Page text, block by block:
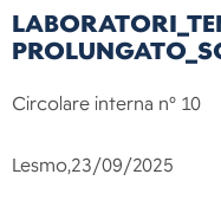
Circolare interna n° 10
Lesmo,23/09/2025